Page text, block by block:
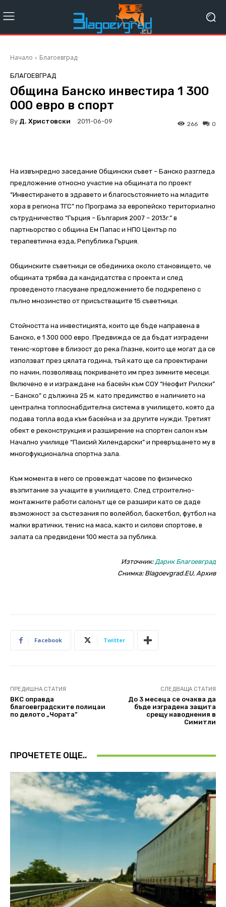
Начало Благоевград
БЛАГОЕВГРАД
Община Банско инвестира 1 300
000 евро в спорт
By Д. Христовски 2011-06-09 0
266
На извънредно заседание Общински съвет – Банско разгледа
предложение относно участие на общината по проект
“Инвестирането в здравето и благосъстоянието на младите
хора в региона ТГС” по Програма за европейско териториално
сътрудничество “Гърция – България 2007 – 2013г.” в
партньорство с община Ем Папас и НПО Център по
терапевтична езда, Република Гърция.
Общинските съветници се обединиха около становището, че
общината трябва да кандидатства с проекта и след
проведеното гласуване предложението бе подкрепено с
пълно мнозинство от присъстващите 15 съветници.
Стойността на инвестицията, които ще бъде направена в
Банско, е 1 300 000 евро. Предвижда се да бъдат изградени
тенис-кортове в близост до река Глазне, които ще могат да се
използват през цялата година, тъй като ще са проектирани
по начин, позволяващ покриването им през зимните месеци.
Включено е и изграждане на басейн към СОУ “Неофит Рилски”
– Банско” с дължина 25 м. като предимство е наличието на
централна топлоснабдителна система в училището, която да
подава топла вода към басейна и за другите нужди. Третият
обект е реконструкция и разширение на спортен салон към
Начално училище “Паисий Хилендарски” и превръщането му в
многофукционална спортна зала.
Към момента в него се провеждат часове по физическо
възпитание за учащите в училището. След строително-
монтажните работи салонът ще се разшири като се даде
възможност за състезания по волейбол, баскетбол, футбол на
малки вратички, тенис на маса, както и силови спортове, в
залата са предвидени 100 места за публика.
Източник:Дарик Благоевград
Снимка: Blagoevgrad.EU, Архив
Facebook Twitter
ПРЕДИШНА СТАТИЯ
ВКС оправда
благоевградските полицаи
по делото „Чората”
СЛЕДВАЩА СТАТИЯ
До 3 месеца се очаква да
бъде изградена защита
срещу наводнения в
Симитли
ПРОЧЕТЕТЕ ОЩЕ..